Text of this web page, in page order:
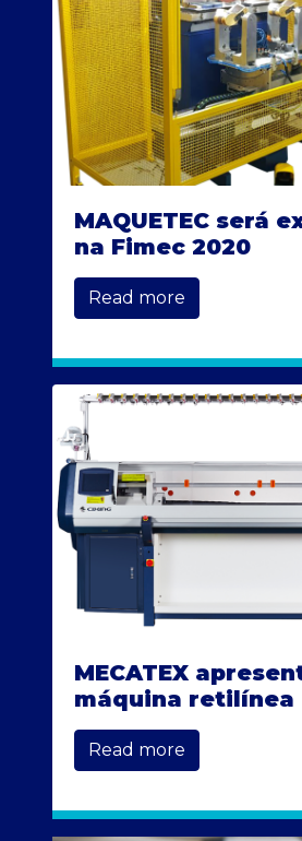
MAQUETEC será
na Fimec 2020
Read more
MECATEX
máquina retilínea
Read more